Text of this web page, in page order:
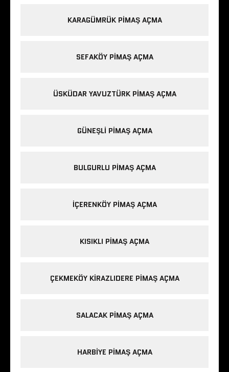
KARAGÜMRÜK PIMAŞ AÇMA
SEFAKÖY PIMAŞ AÇMA
ÜSKÜDAR YAVUZTÜRK PIMAŞ AÇMA
GÜNEŞLI PIMAŞ AÇMA
BULGURLU PIMAŞ AÇMA
IÇERENKÖY PIMAŞ AÇMA
KISIKLI PIMAŞ AÇMA
ÇEKMEKÖY KIRAZLIDERE PIMAŞ AÇMA
SALACAK PIMAŞ AÇMA
HARBIYE PIMAŞ AÇMA